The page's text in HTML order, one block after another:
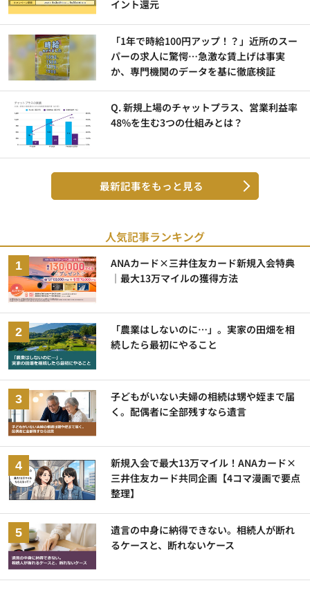
イント還元
「1年で時給100円アップ！？」近所のスー
パーの求人に驚愕…急激な賃上げは事実
か、専門機関のデータを基に徹底検証
Q. 新規上場のチャットプラス、営業利益率
48%を生む3つの仕組みとは？
最新記事をもっと見る
人気記事ランキング
ANAカード×三井住友カード新規入会特典
｜最大13万マイルの獲得方法
「農業はしないのに…」。実家の田畑を相
続したら最初にやること
子どもがいない夫婦の相続は甥や姪まで届
く。配偶者に全部残すなら遺言
新規入会で最大13万マイル！ANAカード×
三井住友カード共同企画【4コマ漫画で要点
整理】
遺言の中身に納得できない。相続人が断れ
るケースと、断れないケース